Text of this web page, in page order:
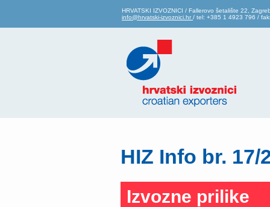
HRVATSKI IZVOZNICI / Fallerovo šetalište 22,
info@hrvatski-izvoznici.hr / tel: +385 1 4923 796 /
HIZ Info br. 17/
Izvozne prilike